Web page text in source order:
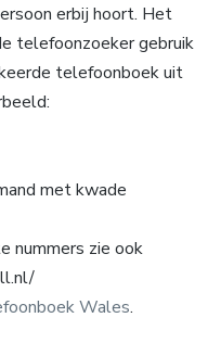
erbij hoort. Het
telefoonzoeker gebruik
telefoonboek uit
met kwade
nummers zie ook
Wales.